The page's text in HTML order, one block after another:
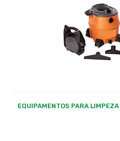
EQUIPAMENTOS PARA LIMPEZA